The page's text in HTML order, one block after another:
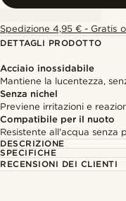
Spedizione 4,95 € - Gratis
DETTAGLI PRODOTTO
Acciaio inossidabile
Mantiene la lucentezza,
Senza nichel
Previene irritazioni e
Compatibile per il nuoto
Resistente all'acqua senza
DESCRIZIONE
SPECIFICHE
RECENSIONI DEI CLIENTI